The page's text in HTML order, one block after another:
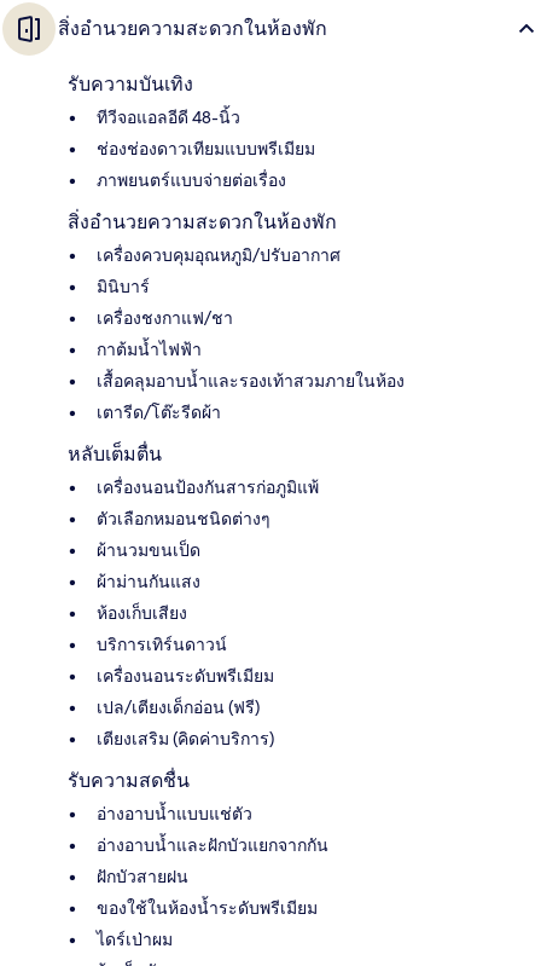
สิ่งอำนวยความสะดวกในห้องพัก
รับความบันเทิง
ทีวีจอแอลอีดี 48-นิ้ว
ช่องช่องดาวเทียมแบบพรีเมียม
ภาพยนตร์แบบจ่ายต่อเรื่อง
สิ่งอำนวยความสะดวกในห้องพัก
เครื่องควบคุมอุณหภูมิ/ปรับอากาศ
มินิบาร์
เครื่องชงกาแฟ/ชา
กาต้มน้ำไฟฟ้า
เสื้อคลุมอาบน้ำและรองเท้าสวมภายในห้อง
เตารีด/โต๊ะรีดผ้า
หลับเต็มตื่น
เครื่องนอนป้องกันสารก่อภูมิแพ้
ตัวเลือกหมอนชนิดต่างๆ
ผ้านวมขนเป็ด
ผ้าม่านกันแสง
ห้องเก็บเสียง
บริการเทิร์นดาวน์
เครื่องนอนระดับพรีเมียม
เปล/เตียงเด็กอ่อน (ฟรี)
เตียงเสริม (คิดค่าบริการ)
รับความสดชื่น
อ่างอาบน้ำแบบแช่ตัว
อ่างอาบน้ำและฝักบัวแยกจากกัน
ฝักบัวสายฝน
ของใช้ในห้องน้ำระดับพรีเมียม
ไดร์เป่าผม